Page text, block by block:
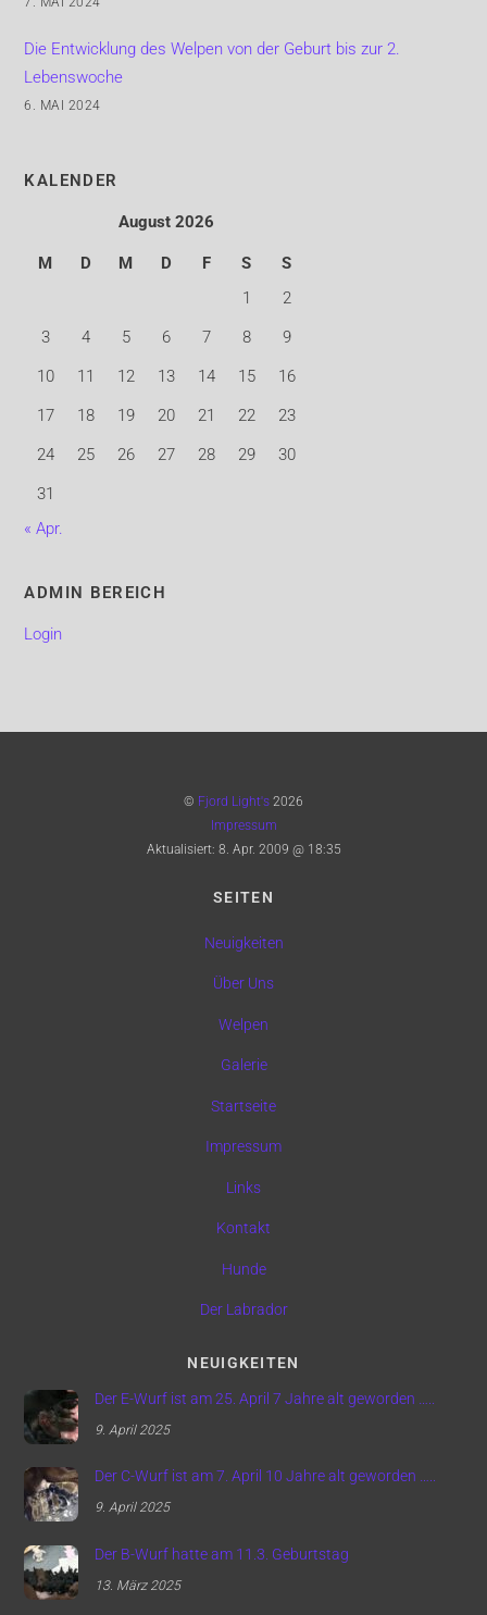
Die Entwicklung des Welpen von der Geburt bis zur 2.
Lebenswoche
6. MAI 2024
KALENDER
August 2026
M D M D F S
S
1
2
3
4 5 6 7 8
9
10
11 12 13 14 15
16
17
18 19 20 21 22
23
24
25 26 27 28 29
30
31
« Apr.
ADMIN BEREICH
Login
© Fjord Light's 2026
Impressum
Aktualisiert: 8. Apr. 2009 @ 18:35
SEITEN
Neuigkeiten
Über Uns
Welpen
Galerie
Startseite
Impressum
Links
Kontakt
Hunde
Der Labrador
NEUIGKEITEN
Der E-Wurf ist am 25. April 7 Jahre alt geworden …..
9. April 2025
Der C-Wurf ist am 7. April 10 Jahre alt geworden …..
9. April 2025
Der B-Wurf hatte am 11.3. Geburtstag
13. März 2025